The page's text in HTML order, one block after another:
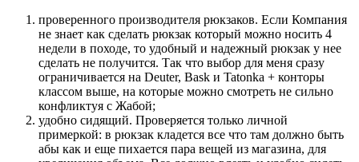
проверенного производителя рюкзаков. Если Компания
не знает как сделать рюкзак который можно носить 4
недели в походе, то удобный и надежный рюкзак у нее
сделать не получится. Так что выбор для меня сразу
ограничивается на Deuter, Bask и Tatonka + конторы
классом выше, на которые можно смотреть не сильно
конфликтуя с Жабой;
удобно сидящий. Проверяется только личной
примеркой: в рюкзак кладется все что там должно быть
абы как и еще пихается пара вещей из магазина, для